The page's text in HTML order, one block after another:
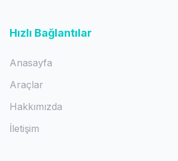
Hızlı Bağlantılar
Anasayfa
Araçlar
Hakkımızda
İletişim